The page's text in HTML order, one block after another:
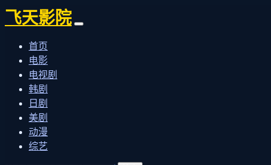
飞天影院
首页
电影
电视剧
韩剧
日剧
美剧
动漫
综艺